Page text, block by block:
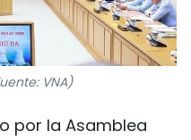
VNA)
por la Asamblea